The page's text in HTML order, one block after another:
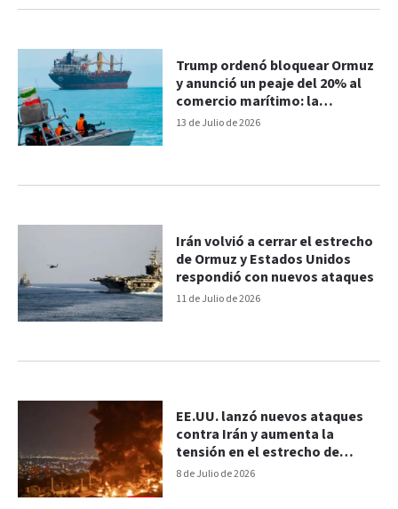
13 de Julio de 2026
Trump ordenó bloquear Ormuz
y anunció un peaje del 20% al
comercio marítimo: la
respuesta de Irán
11 de Julio de 2026
Irán volvió a cerrar el estrecho
de Ormuz y Estados Unidos
respondió con nuevos ataques
8 de Julio de 2026
EE.UU. lanzó nuevos ataques
contra Irán y aumenta la
tensión en el estrecho de
Ormuz